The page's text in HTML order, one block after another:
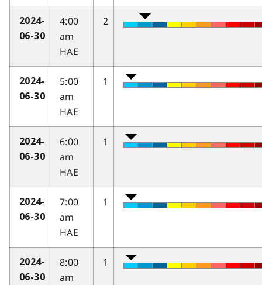
2024-
06-30
4:00
am
HAE
2
2024-
06-30
5:00
am
HAE
1
2024-
06-30
6:00
am
HAE
1
2024-
06-30
7:00
am
HAE
1
2024-
06-30
8:00
am
1